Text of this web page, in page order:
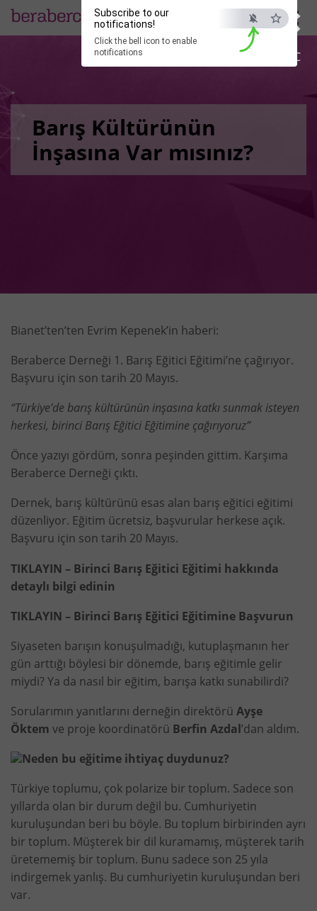
×
ESC
Subscribe to our
notifications!
Click the bell icon to enable
notifications
EN
Barış Kültürünün
İnşasına Var mısınız?
Bianet’ten’ten Evrim Kepenek’in haberi:
Beraberce Derneği 1. Barış Eğitici Eğitimi’ne çağırıyor.
Başvuru için son tarih 20 Mayıs.
“Türkiye’de barış kültürünün inşasına katkı sunmak isteyen
herkesi, birinci Barış Eğitici Eğitimine çağırıyoruz”
Önce yazıyı gördüm, sonra peşinden gittim. Karşıma
Beraberce Derneği çıktı.
Dernek, barış kültürünü esas alan barış eğitici eğitimi
düzenliyor. Eğitim ücretsiz, başvurular herkese açık.
Başvuru için son tarih 20 Mayıs.
TIKLAYIN – Birinci Barış Eğitici Eğitimi hakkında
detaylı bilgi edinin
TIKLAYIN – Birinci Barış Eğitici Eğitimine Başvurun
Siyaseten barışın konuşulmadığı, kutuplaşmanın her
gün arttığı böylesi bir dönemde, barış eğitimle gelir
miydi? Ya da nasıl bir eğitim, barışa katkı sunabilirdi?
Sorularımın yanıtlarını derneğin direktörü Ayşe
Öktem ve proje koordinatörü Berfin Azdal’dan aldım.
Neden bu eğitime ihtiyaç duydunuz?
Türkiye toplumu, çok polarize bir toplum. Sadece son
yıllarda olan bir durum değil bu. Cumhuriyetin
kuruluşundan beri bu böyle. Bu toplum birbirinden ayrı
bir toplum. Müşterek bir dil kuramamış, müşterek tarih
üretememiş bir toplum. Bunu sadece son 25 yıla
indirgemek yanlış. Bu cumhuriyetin kuruluşundan beri
var.